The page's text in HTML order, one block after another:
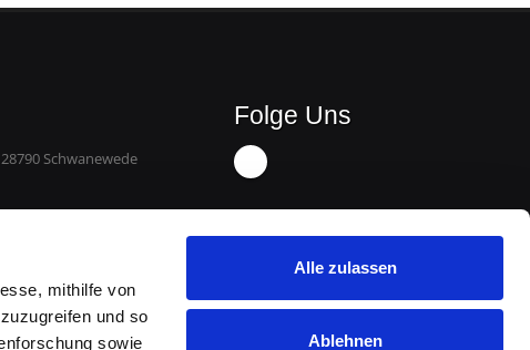
mithilfe von
und so
sowie
Alle zulassen
Ablehnen
Schwanewede
Folge Uns